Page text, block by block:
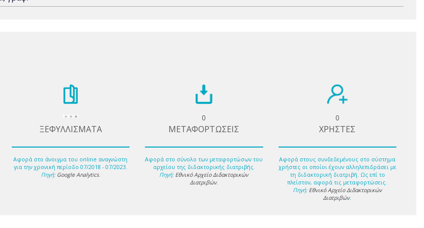
ΞΕΦΥΛΛΙΣΜΑΤΑ
Αφορά στο άνοιγμα του online αναγνώστη
για την χρονική περίοδο 07/2018 - 07/2023.
Πηγή: Google Analytics.
0
ΜΕΤΑΦΟΡΤΩΣΕΙΣ
Αφορά στο σύνολο των μεταφορτώσων του
αρχείου της διδακτορικής διατριβής.
Πηγή: Εθνικό Αρχείο Διδακτορικών
Διατριβών.
0
ΧΡΗΣΤΕΣ
Αφορά στους συνδεδεμένους στο σύστημα
χρήστες οι οποίοι έχουν αλληλεπιδράσει με
τη διδακτορική διατριβή. Ως επί το
πλείστον, αφορά τις μεταφορτώσεις.
Πηγή: Εθνικό Αρχείο Διδακτορικών
Διατριβών.